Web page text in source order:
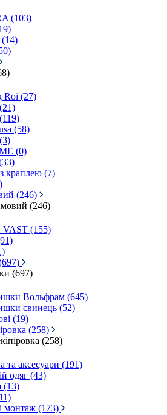
(103)
Roi (27)
(58)
(0)
краплею (7)
(246)
(246)
(155)
(697)
Вольфрам (645)
свинець (52)
(19)
(258)
(258)
та аксесуари (191)
одяг (43)
(13)
монтаж (173)